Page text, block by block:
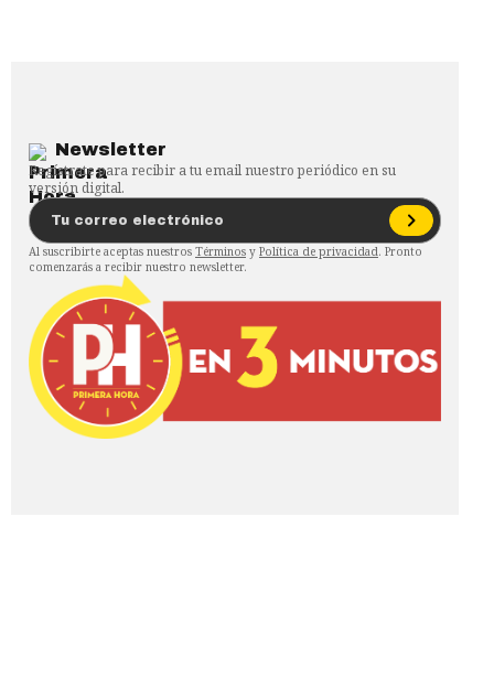
Newsletter
Regístrate para recibir a tu email nuestro periódico en su
versión digital.
Al suscribirte aceptas nuestros Términos y Política de privacidad. Pronto
comenzarás a recibir nuestro newsletter.